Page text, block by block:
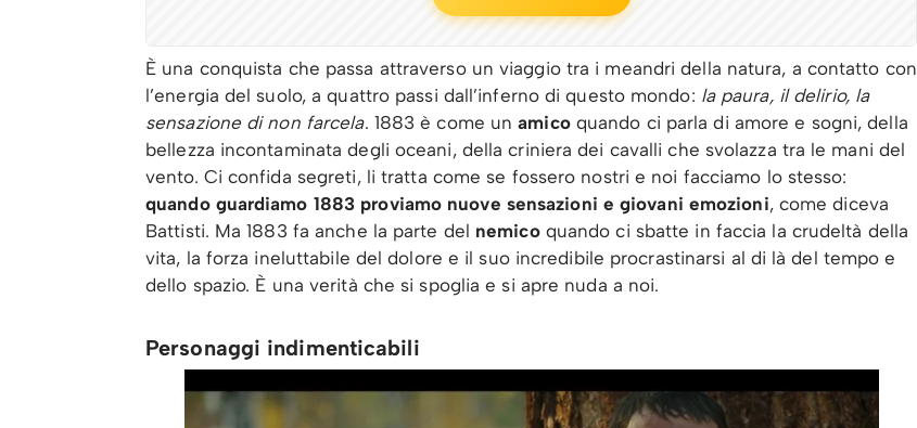
È una conquista che passa attraverso un viaggio tra i meandri della natura, a contatto con
l’energia del suolo, a quattro passi dall’inferno di questo mondo: la paura, il delirio, la
sensazione di non farcela. 1883 è come unamicoquando ci parla di amore e sogni, della
bellezza incontaminata degli oceani, della criniera dei cavalli che svolazza tra le mani del
vento. Ci confida segreti, li tratta come se fossero nostri e noi facciamo lo stesso:
quando guardiamo 1883 proviamo nuove sensazioni e giovani emozioni, come diceva
Battisti. Ma 1883 fa anche la parte del nemicoquando ci sbatte in faccia la crudeltà della
vita, la forza ineluttabile del dolore e il suo incredibile procrastinarsi al di là del tempo e
dello spazio. È una verità che si spoglia e si apre nuda a noi.
Personaggi indimenticabili